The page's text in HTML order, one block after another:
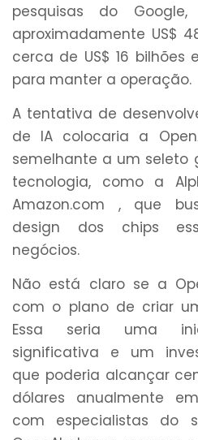
pesquisas do Google,
aproximadamente US$
cerca de US$ 16 bilhões
para manter a operação.
A tentativa de
de IA colocaria a
semelhante a um seleto
tecnologia, como a
Amazon.com , que
design dos chips
negócios.
Não está claro se a
com o plano de criar
Essa seria uma
significativa e um
que poderia alcançar
dólares anualmente
com especialistas do